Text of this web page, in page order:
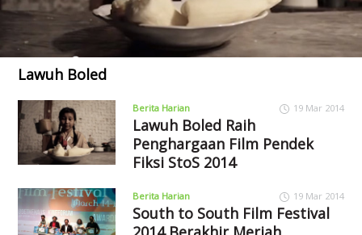
Lawuh Boled
Berita Harian 19 Mar 2014
Lawuh Boled Raih
Penghargaan Film Pendek
Fiksi StoS 2014
Berita Harian 19 Mar 2014
South to South Film Festival